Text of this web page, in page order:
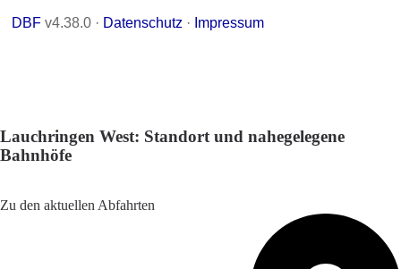
Lauchringen West: Standort und nahegelegene
Bahnhöfe
Zu den aktuellen Abfahrten